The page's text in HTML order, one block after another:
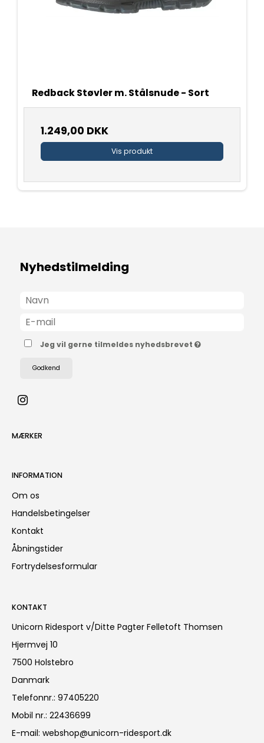
Redback Støvler m. Stålsnude - Sort
1.249,00 DKK
Vis produkt
Nyhedstilmelding
Jeg vil gerne tilmeldes nyhedsbrevet
Godkend
MÆRKER
INFORMATION
Om os
Handelsbetingelser
Kontakt
Åbningstider
Fortrydelsesformular
KONTAKT
Unicorn Ridesport v/Ditte Pagter Felletoft Thomsen
Hjermvej 10
7500 Holstebro
Danmark
Telefonnr.: 97405220
Mobil nr.: 22436699
E-mail: webshop@unicorn-ridesport.dk